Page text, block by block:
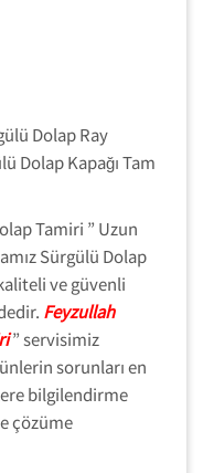
Dolap Ray
Dolap Kapağı Tam
Tamiri ” Uzun
Sürgülü Dolap
ve güvenli
Feyzullah
” servisimiz
sorunları en
bilgilendirme
çözüme